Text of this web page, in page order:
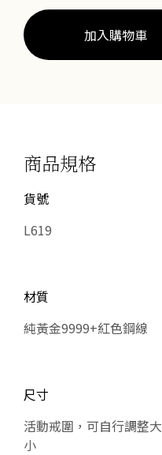
量
加入購物車
商品規格
貨號
L619
材質
純黃金9999+紅色鋼線
尺寸
活動戒圍，可自行調整大
小